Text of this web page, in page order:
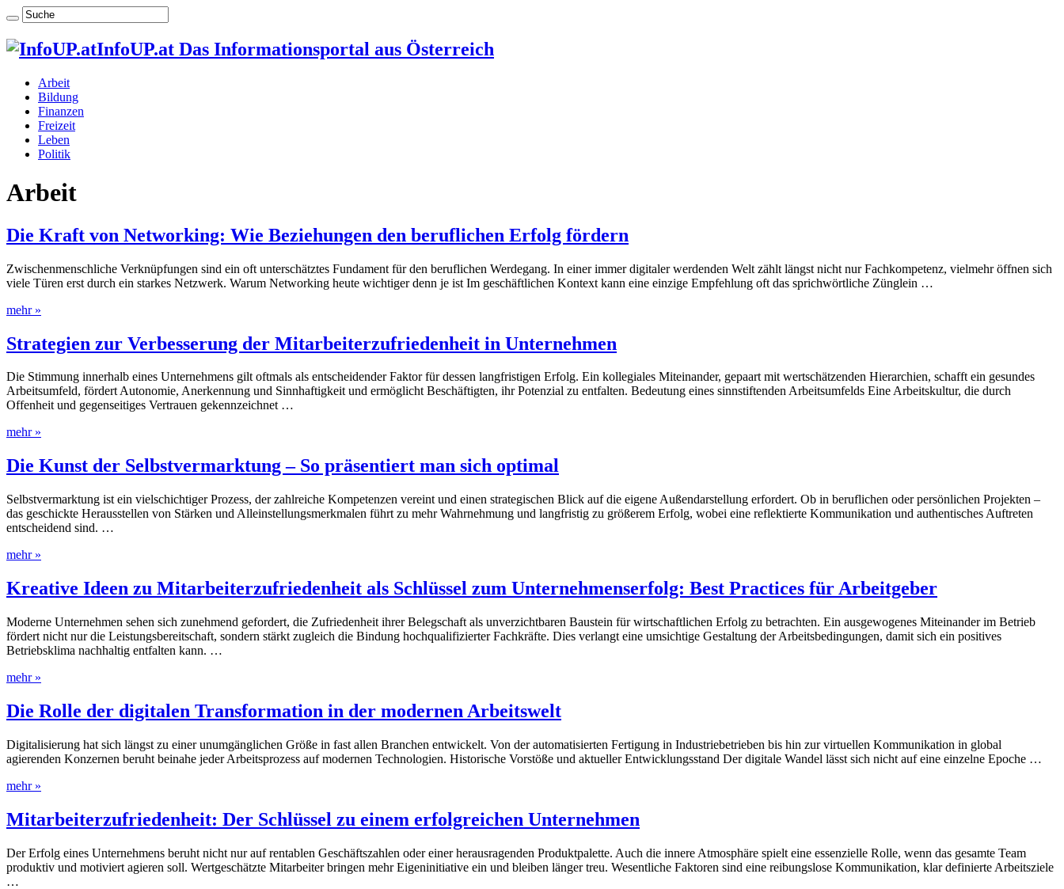
InfoUP.at Das Informationsportal aus Österreich
Arbeit
Bildung
Finanzen
Freizeit
Leben
Politik
Arbeit
Die Kraft von Networking: Wie Beziehungen den beruflichen Erfolg fördern
Zwischenmenschliche Verknüpfungen sind ein oft unterschätztes Fundament für den beruflichen Werdegang. In einer immer digitaler werdenden Welt zählt längst nicht nur Fachkompetenz, vielmehr öffnen sich
viele Türen erst durch ein starkes Netzwerk. Warum Networking heute wichtiger denn je ist Im geschäftlichen Kontext kann eine einzige Empfehlung oft das sprichwörtliche Zünglein …
mehr »
Strategien zur Verbesserung der Mitarbeiterzufriedenheit in Unternehmen
Die Stimmung innerhalb eines Unternehmens gilt oftmals als entscheidender Faktor für dessen langfristigen Erfolg. Ein kollegiales Miteinander, gepaart mit wertschätzenden Hierarchien, schafft ein gesundes
Arbeitsumfeld, fördert Autonomie, Anerkennung und Sinnhaftigkeit und ermöglicht Beschäftigten, ihr Potenzial zu entfalten. Bedeutung eines sinnstiftenden Arbeitsumfelds Eine Arbeitskultur, die durch
Offenheit und gegenseitiges Vertrauen gekennzeichnet …
mehr »
Die Kunst der Selbstvermarktung – So präsentiert man sich optimal
Selbstvermarktung ist ein vielschichtiger Prozess, der zahlreiche Kompetenzen vereint und einen strategischen Blick auf die eigene Außendarstellung erfordert. Ob in beruflichen oder persönlichen Projekten –
das geschickte Herausstellen von Stärken und Alleinstellungsmerkmalen führt zu mehr Wahrnehmung und langfristig zu größerem Erfolg, wobei eine reflektierte Kommunikation und authentisches Auftreten
entscheidend sind. …
mehr »
Kreative Ideen zu Mitarbeiterzufriedenheit als Schlüssel zum Unternehmenserfolg: Best Practices für Arbeitgeber
Moderne Unternehmen sehen sich zunehmend gefordert, die Zufriedenheit ihrer Belegschaft als unverzichtbaren Baustein für wirtschaftlichen Erfolg zu betrachten. Ein ausgewogenes Miteinander im Betrieb
fördert nicht nur die Leistungsbereitschaft, sondern stärkt zugleich die Bindung hochqualifizierter Fachkräfte. Dies verlangt eine umsichtige Gestaltung der Arbeitsbedingungen, damit sich ein positives
Betriebsklima nachhaltig entfalten kann. …
mehr »
Die Rolle der digitalen Transformation in der modernen Arbeitswelt
Digitalisierung hat sich längst zu einer unumgänglichen Größe in fast allen Branchen entwickelt. Von der automatisierten Fertigung in Industriebetrieben bis hin zur virtuellen Kommunikation in global
agierenden Konzernen beruht beinahe jeder Arbeitsprozess auf modernen Technologien. Historische Vorstöße und aktueller Entwicklungsstand Der digitale Wandel lässt sich nicht auf eine einzelne Epoche …
mehr »
Mitarbeiterzufriedenheit: Der Schlüssel zu einem erfolgreichen Unternehmen
Der Erfolg eines Unternehmens beruht nicht nur auf rentablen Geschäftszahlen oder einer herausragenden Produktpalette. Auch die innere Atmosphäre spielt eine essenzielle Rolle, wenn das gesamte Team
produktiv und motiviert agieren soll. Wertgeschätzte Mitarbeiter bringen mehr Eigeninitiative ein und bleiben länger treu. Wesentliche Faktoren sind eine reibungslose Kommunikation, klar definierte Arbeitsziele
…